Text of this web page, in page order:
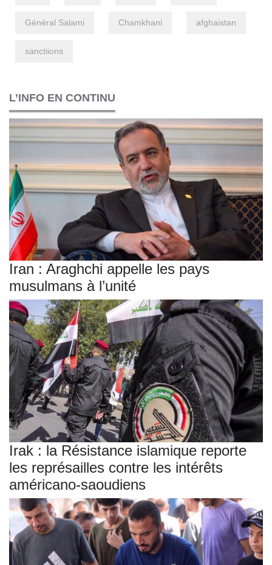
Général Salami Chamkhani afghaistan
sanctiions
L’INFO EN CONTINU
Iran : Araghchi appelle les pays
musulmans à l’unité
Irak : la Résistance islamique reporte
les représailles contre les intérêts
américano-saoudiens